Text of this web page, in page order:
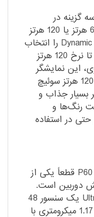
گزینه در
دسترس شما است. می‌توانید 60 هرتز یا 120 هرتز
را انتخاب کنید یا حالت پویا یا Dynamic را انتخاب
کنید تا نمایشگر به طور خودکار تا نرخ 120 هرتز
این نمایشگر
قادر است تا بین نرخ 1 هرتز تا 120 هرتز سوئیچ
بسیار جذاب و
رنگ‌ها و
در استفاده
گوشی موبایل هوآوی مدل P60 Pro قطعاً یکی از
دوربین است.
دوربین اصلی به نام Ultra Lighting یک سنسور 48
مگاپیکسلی با پیکسل‌های بزرگ 1.17 میکرومتری با